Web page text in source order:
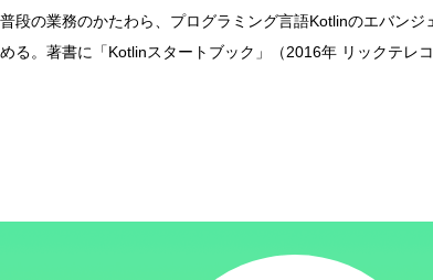
普段の業務のかたわら、プログラミング言語Kotlinのエバン
める。著書に「Kotlinスタートブック」（2016年 リックテレ